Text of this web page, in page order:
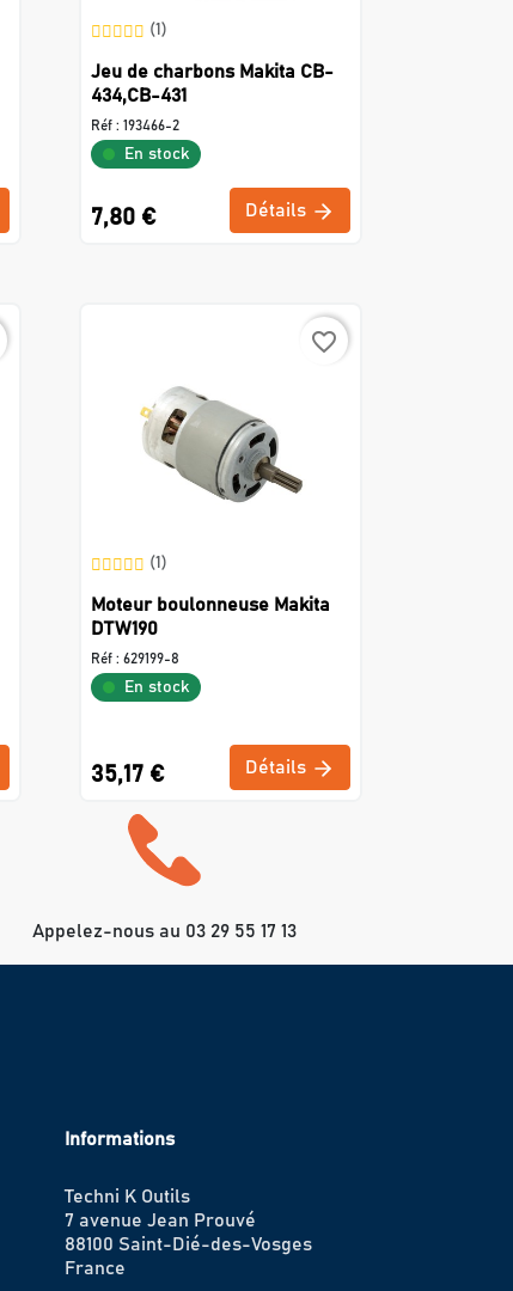
(1)
Jeu de charbons Makita CB-
434,CB-431
Réf : 193466-2
En stock
7,80 € Détails
favorite_border
(1)
Moteur boulonneuse Makita
DTW190
Réf : 629199-8
En stock
35,17 € Détails
Appelez-nous au 03 29 55 17 13
Informations
Techni K Outils
7 avenue Jean Prouvé
88100 Saint-Dié-des-Vosges
France